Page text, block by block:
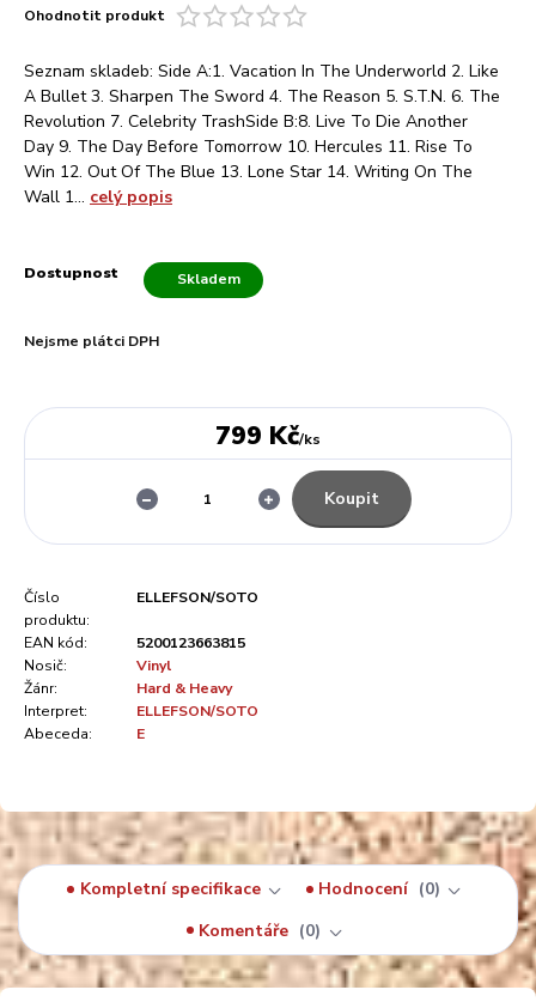
Ohodnotit produkt
Seznam skladeb: Side A:1. Vacation In The Underworld 2. Like
A Bullet 3. Sharpen The Sword 4. The Reason 5. S.T.N. 6. The
Revolution 7. Celebrity TrashSide B:8. Live To Die Another
Day 9. The Day Before Tomorrow 10. Hercules 11. Rise To
Win 12. Out Of The Blue 13. Lone Star 14. Writing On The
Wall 1... celý popis
Dostupnost Skladem
Nejsme plátci DPH
799 Kč/ks
Koupit
Číslo
produktu:
ELLEFSON/SOTO
EAN kód:
5200123663815
Nosič:
Vinyl
Žánr:
Hard & Heavy
Interpret:
ELLEFSON/SOTO
Abeceda:
E
Kompletní specifikace Hodnocení
0
Komentáře
0